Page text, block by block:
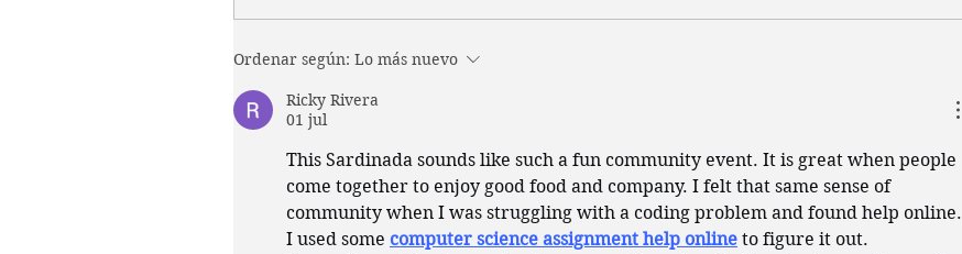
Ordenar según: Lo más nuevo
Ricky Rivera
01 jul
This Sardinada sounds like such a fun community event. It is great when people
come together to enjoy good food and company. I felt that same sense of
community when I was struggling with a coding problem and found help online.
I used some computer science assignment help online to figure it out.